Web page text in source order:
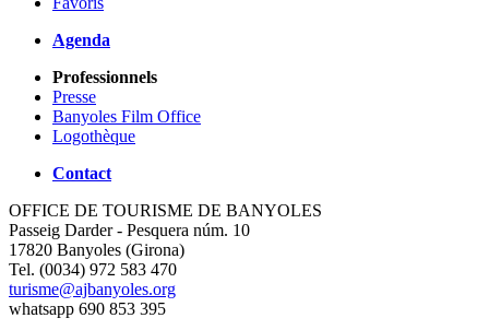
Agenda
Professionnels
Presse
Banyoles Film Office
Logothèque
Contact
OFFICE DE TOURISME DE BANYOLES
Passeig Darder - Pesquera núm. 10
17820 Banyoles (Girona)
Tel. (0034) 972 583 470
turisme@ajbanyoles.org
whatsapp 690 853 395